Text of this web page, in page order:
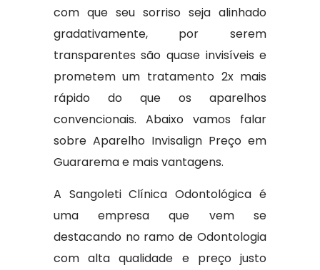
com que seu sorriso seja alinhado
gradativamente, por serem
transparentes são quase invisíveis e
prometem um tratamento 2x mais
rápido do que os aparelhos
convencionais. Abaixo vamos falar
sobre Aparelho Invisalign Preço em
Guararema e mais vantagens.
A Sangoleti Clínica Odontológica é
uma empresa que vem se
destacando no ramo de Odontologia
com alta qualidade e preço justo